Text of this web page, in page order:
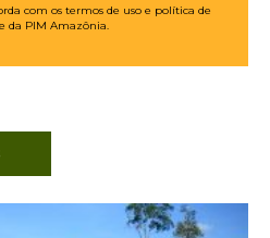
com os termos de uso e política de
da PIM Amazônia.